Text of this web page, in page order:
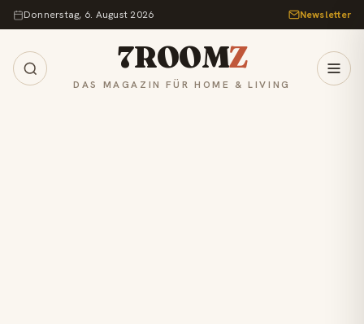
Zum Inhalt springen
Donnerstag, 6. August 2026 Newsletter
7ROOMZ
DAS MAGAZIN FÜR HOME & LIVING